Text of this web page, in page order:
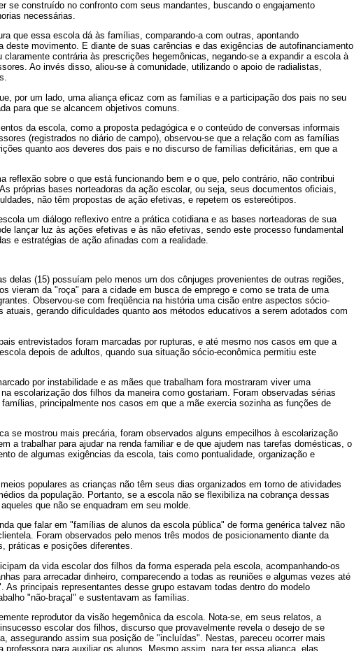
se construído no confronto com seus mandantes, buscando o engajamento
necessárias.
que essa escola dá às famílias, comparando-a com outras, apontando
deste movimento. E diante de suas carências e das exigências de autofinanciamento
contrária às prescrições hegemônicas, negando-se a expandir a escola à
Ao invés disso, aliou-se à comunidade, utilizando o apoio de radialistas,
por um lado, uma aliança eficaz com as famílias e a participação dos pais no seu
para que se alcancem objetivos comuns.
da escola, como a proposta pedagógica e o conteúdo de conversas informais
(registrados no diário de campo), observou-se que a relação com as famílias
quanto aos deveres dos pais e no discurso de famílias deficitárias, em que a
reflexão sobre o que está funcionando bem e o que, pelo contrário, não contribui
próprias bases norteadoras da ação escolar, ou seja, seus documentos oficiais,
não têm propostas de ação efetivas, e repetem os estereótipos.
um diálogo reflexivo entre a prática cotidiana e as bases norteadoras de sua
lançar luz às ações efetivas e às não efetivas, sendo este processo fundamental
e estratégias de ação afinadas com a realidade.
delas (15) possuíam pelo menos um dos cônjuges provenientes de outras regiões,
vieram da "roça" para a cidade em busca de emprego e como se trata de uma
Observou-se com freqüência na história uma cisão entre aspectos sócio-
gerando dificuldades quanto aos métodos educativos a serem adotados com
entrevistados foram marcadas por rupturas, e até mesmo nos casos em que a
depois de adultos, quando sua situação sócio-econômica permitiu este
por instabilidade e as mães que trabalham fora mostraram viver uma
escolarização dos filhos da maneira como gostariam. Foram observadas sérias
principalmente nos casos em que a mãe exercia sozinha as funções de
se mostrou mais precária, foram observados alguns empecilhos à escolarização
a trabalhar para ajudar na renda familiar e de que ajudem nas tarefas domésticas, o
de algumas exigências da escola, tais como pontualidade, organização e
populares as crianças não têm seus dias organizados em torno de atividades
da população. Portanto, se a escola não se flexibiliza na cobrança dessas
que não se enquadram em seu molde.
que falar em "famílias de alunos da escola pública" de forma genérica talvez não
Foram observados pelo menos três modos de posicionamento diante da
práticas e posições diferentes.
da vida escolar dos filhos da forma esperada pela escola, acompanhando-os
para arrecadar dinheiro, comparecendo a todas as reuniões e algumas vezes até
As principais representantes desse grupo estavam todas dentro do modelo
"não-braçal" e sustentavam as famílias.
reprodutor da visão hegemônica da escola. Nota-se, em seus relatos, a
escolar dos filhos, discurso que provavelmente revela o desejo de se
assegurando assim sua posição de "incluídas". Nestas, pareceu ocorrer mais
professora para auxiliar os alunos. Mesmo assim, para ter essa aliança, elas